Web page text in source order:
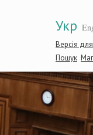
Укр
Версія
Пошук